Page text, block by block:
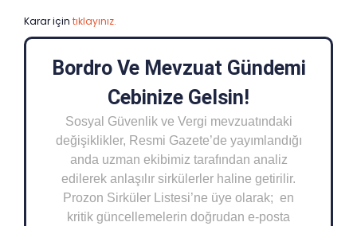
Karar için tıklayınız.
Bordro Ve Mevzuat Gündemi
Cebinize Gelsin!
Sosyal Güvenlik ve Vergi mevzuatındaki
değişiklikler, Resmi Gazete’de yayımlandığı
anda uzman ekibimiz tarafından analiz
edilerek anlaşılır sirkülerler haline getirilir.
Prozon Sirküler Listesi’ne üye olarak; en
kritik güncellemelerin doğrudan e-posta